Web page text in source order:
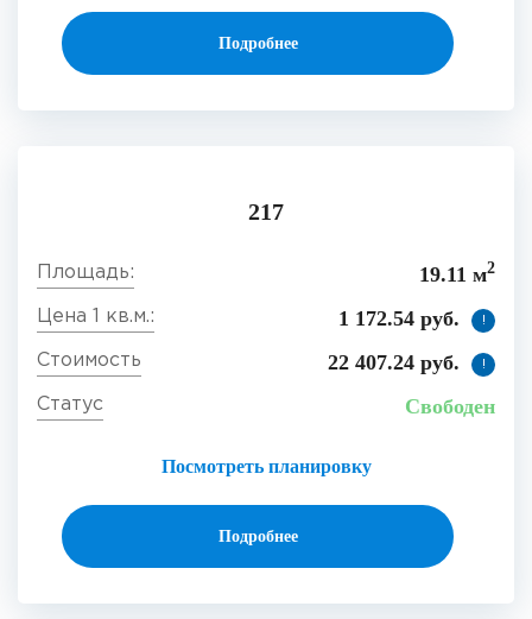
Подробнее
217
19.11 м2
1 172.54 руб. !
22 407.24 руб. !
Посмотреть планировку
Свободен
Подробнее